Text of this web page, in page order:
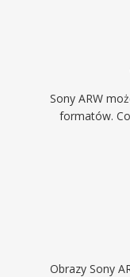
Sony ARW
formatów.
Obrazy Sony